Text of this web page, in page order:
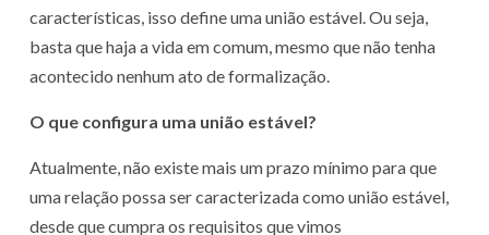
características, isso define uma união estável. Ou seja,
basta que haja a vida em comum, mesmo que não tenha
acontecido nenhum ato de formalização.
O que configura uma união estável?
Atualmente, não existe mais um prazo mínimo para que
uma relação possa ser caracterizada como união estável,
desde que cumpra os requisitos que vimos